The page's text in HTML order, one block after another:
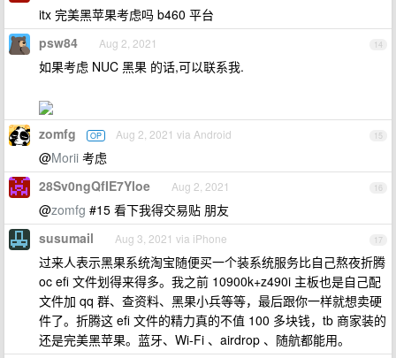
itx 完美黑苹果考虑吗 b460 平台
14
psw84 Aug 2, 2021
如果考虑 NUC 黑果 的话,可以联系我.
15
zomfg OP Aug 2, 2021 via Android
@Morii 考虑
16
28Sv0ngQfIE7Yloe Aug 2, 2021
@zomfg #15 看下我得交易贴 朋友
17
susumail Aug 3, 2021 via iPhone
过来人表示黑果系统淘宝随便买一个装系统服务比自己熬夜折腾
oc efi 文件划得来得多。我之前 10900k+z490i 主板也是自己配
文件加 qq 群、查资料、黑果小兵等等，最后跟你一样就想卖硬
件了。折腾这 efi 文件的精力真的不值 100 多块钱，tb 商家装的
还是完美黑苹果。蓝牙、Wi-Fi 、airdrop 、随航都能用。